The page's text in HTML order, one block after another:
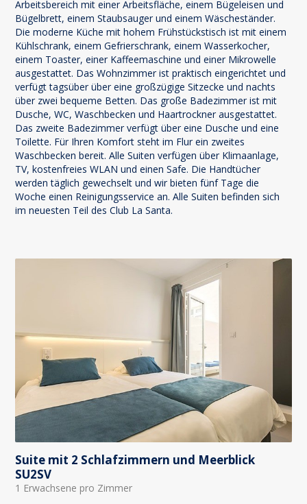
Arbeitsbereich mit einer Arbeitsfläche, einem Bügeleisen und
Bügelbrett, einem Staubsauger und einem Wäscheständer.
Die moderne Küche mit hohem Frühstückstisch ist mit einem
Kühlschrank, einem Gefrierschrank, einem Wasserkocher,
einem Toaster, einer Kaffeemaschine und einer Mikrowelle
ausgestattet. Das Wohnzimmer ist praktisch eingerichtet und
verfügt tagsüber über eine großzügige Sitzecke und nachts
über zwei bequeme Betten. Das große Badezimmer ist mit
Dusche, WC, Waschbecken und Haartrockner ausgestattet.
Das zweite Badezimmer verfügt über eine Dusche und eine
Toilette. Für Ihren Komfort steht im Flur ein zweites
Waschbecken bereit. Alle Suiten verfügen über Klimaanlage,
TV, kostenfreies WLAN und einen Safe. Die Handtücher
werden täglich gewechselt und wir bieten fünf Tage die
Woche einen Reinigungsservice an. Alle Suiten befinden sich
im neuesten Teil des Club La Santa.
Suite mit 2 Schlafzimmern und Meerblick
SU2SV
1 Erwachsene pro Zimmer